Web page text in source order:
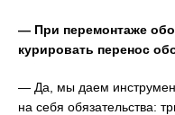
— При перемонтаже
курировать перенос
— Да, мы даем
на себя обязательства: